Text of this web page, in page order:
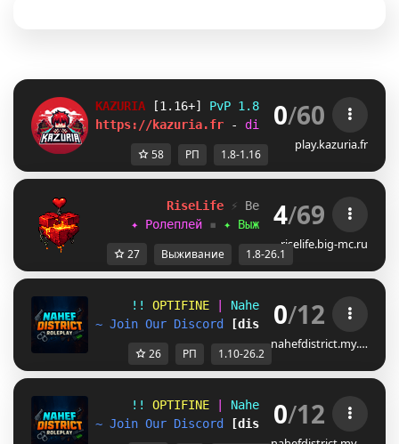
KAZURIA [1.16+] PvP 1.8 Faction/Semi-RP
https://kazuria.fr
- discord.gg/kazuria
0/60
play.kazuria.fr
58 РП 1.8-1.16
RiseL ife ⚡ Версии: 1.8 2
✦ Ролеплей ▪ ✦ Выживание ▪ ✦ Мини-
4/69
riselife.big-mc.ru
27 Выживание 1.8-26.1
!! OPTIFINE Nahef District RP
~ Join Our Discord
[discord.gg/F6WqWEAFPj]
0/12
nahefdistrict.my.…
26 РП 1.10-26.2
!! OPTIFINE Nahef District RP
~ Join Our Discord
[discord.gg/F6WqWEAFPj]
0/12